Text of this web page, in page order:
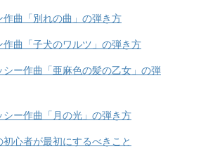
作曲「別れの曲」の弾き方
作曲「子犬のワルツ」の弾き方
シー作曲「亜麻色の髪の乙女」の弾
シー作曲「月の光」の弾き方
初心者が最初にするべきこと